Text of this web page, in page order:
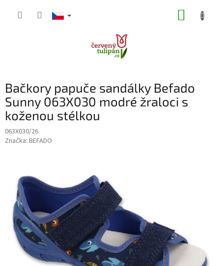
Bačkory papuče sandálky Befado
Sunny 063X030 modré žraloci s
koženou stélkou
063X030/26
Značka: BEFADO